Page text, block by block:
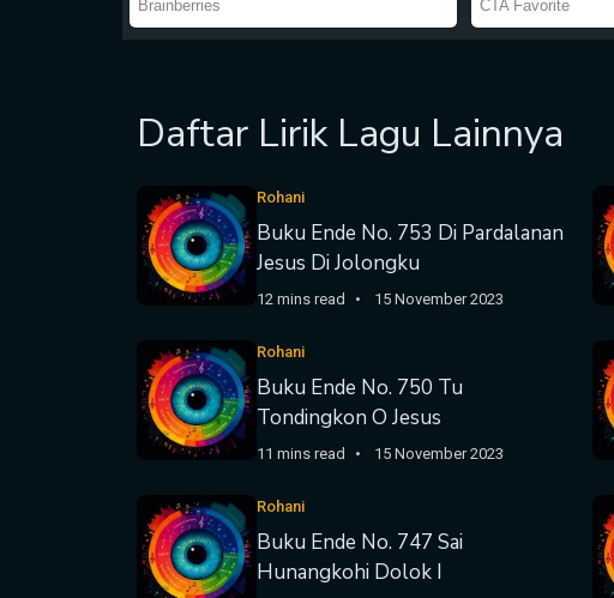
Daftar Lirik Lagu Lainnya
Rohani
Buku Ende No. 753 Di Pardalanan
Jesus Di Jolongku
12 mins read 15 November 2023
Rohani
Buku Ende No. 750 Tu
Tondingkon O Jesus
11 mins read 15 November 2023
Rohani
Buku Ende No. 747 Sai
Hunangkohi Dolok I